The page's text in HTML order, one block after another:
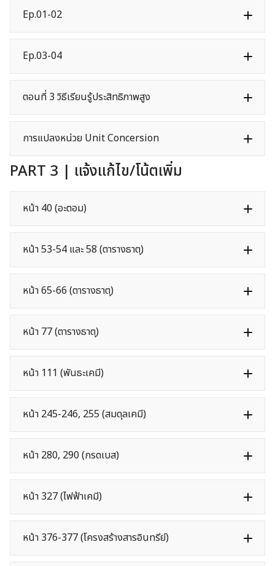
Ep.01-02
Ep.03-04
ตอนที่ 3 วิธีเรียนรู้ประสิทธิภาพสูง
การแปลงหน่วย Unit Concersion
PART 3 | แจ้งแก้ไข/โน้ตเพิ่ม
หน้า 40 (อะตอม)
หน้า 53-54 และ 58 (ตารางธาตุ)
หน้า 65-66 (ตารางธาตุ)
หน้า 77 (ตารางธาตุ)
หน้า 111 (พันธะเคมี)
หน้า 245-246, 255 (สมดุลเคมี)
หน้า 280, 290 (กรดเบส)
หน้า 327 (ไฟฟ้าเคมี)
หน้า 376-377 (โครงสร้างสารอินทรีย์)